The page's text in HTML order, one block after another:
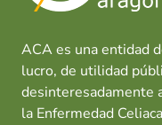
ACA es una entidad
lucro, de utilidad
desinteresadamente
la Enfermedad